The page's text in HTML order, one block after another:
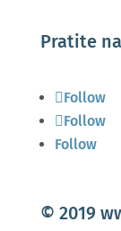
Pratite
Follow
Follow
Follow
© 2019